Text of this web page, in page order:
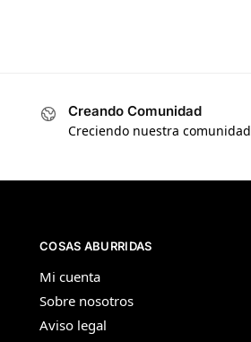
Creando Comunidad
Creciendo nuestra comunidad
COSAS ABURRIDAS
Mi cuenta
Sobre nosotros
Aviso legal